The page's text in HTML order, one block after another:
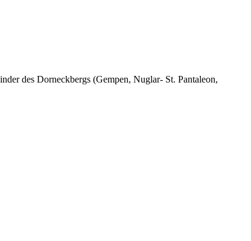
des Dorneckbergs (Gempen, Nuglar- St. Pantaleon,